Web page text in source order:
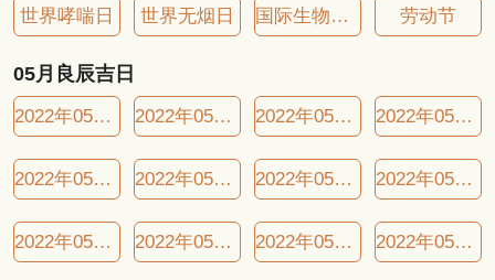
世界哮喘日 世界无烟日 国际生物多样性日 劳动节
05月良辰吉日
2022年05月01日良辰吉日 2022年05月05日良辰吉日 2022年05月07日良辰吉日 2022年05月08日良辰吉日
2022年05月09日良辰吉日 2022年05月11日良辰吉日 2022年05月13日良辰吉日 2022年05月15日良辰吉日
2022年05月17日良辰吉日 2022年05月20日良辰吉日 2022年05月23日良辰吉日 2022年05月26日良辰吉日